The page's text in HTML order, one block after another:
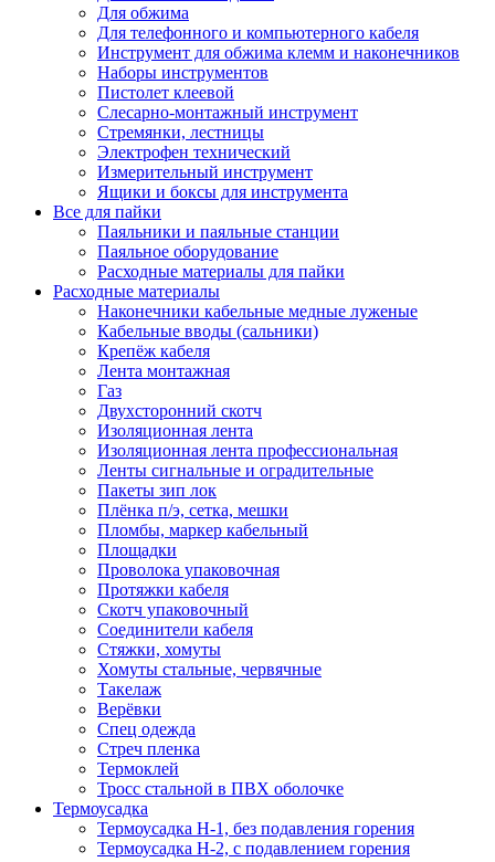
Для обжима
Для телефонного и компьютерного кабеля
Инструмент для обжима клемм и наконечников
Наборы инструментов
Пистолет клеевой
Слесарно-монтажный инструмент
Стремянки, лестницы
Электрофен технический
Измерительный инструмент
Ящики и боксы для инструмента
Все для пайки
Паяльники и паяльные станции
Паяльное оборудование
Расходные материалы для пайки
Расходные материалы
Наконечники кабельные медные луженые
Кабельные вводы (сальники)
Крепёж кабеля
Лента монтажная
Газ
Двухсторонний скотч
Изоляционная лента
Изоляционная лента профессиональная
Ленты сигнальные и оградительные
Пакеты зип лок
Плёнка п/э, сетка, мешки
Пломбы, маркер кабельный
Площадки
Проволока упаковочная
Протяжки кабеля
Скотч упаковочный
Соединители кабеля
Стяжки, хомуты
Хомуты стальные, червячные
Такелаж
Верёвки
Спец одежда
Стреч пленка
Термоклей
Тросс стальной в ПВХ оболочке
Термоусадка
Термоусадка H-1, без подавления горения
Термоусадка H-2, с подавлением горения